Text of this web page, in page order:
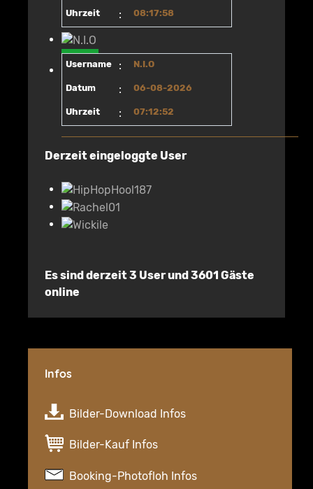
Uhrzeit : 08:17:58
Username : N.I.O
Datum : 06-08-2026
Uhrzeit : 07:12:52
Derzeit eingeloggte User
Es sind derzeit 3 User und 3601 Gäste
online
Infos
Bilder-Download Infos
Bilder-Kauf Infos
Booking-Photofloh Infos